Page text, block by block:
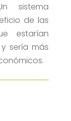
sistema
de las
estarían
sería más